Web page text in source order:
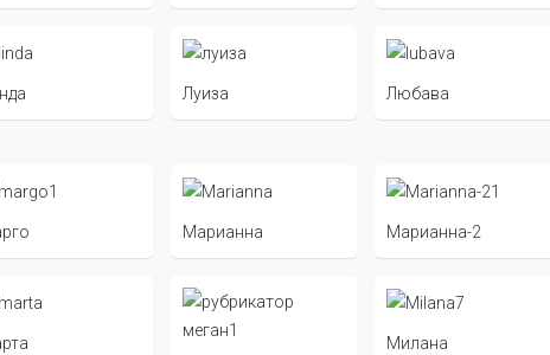
Луиза
Любава
Марианна Марианна-2
Милана